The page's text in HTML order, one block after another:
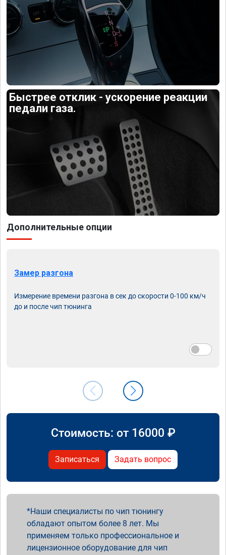
Быстрее отклик - ускорение реакции
педали газа.
Дополнительные опции
Замер разгона
Измерение времени разгона в сек до скорости 0-100 км/ч
до и после чип тюнинга
Стоимость: от 16000 ₽
Записаться Задать вопрос
Наши специалисты по чип тюнингу
обладают опытом более 8 лет. Мы
применяем только профессиональное и
лицензионное оборудование для чип